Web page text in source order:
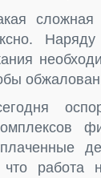
что работа